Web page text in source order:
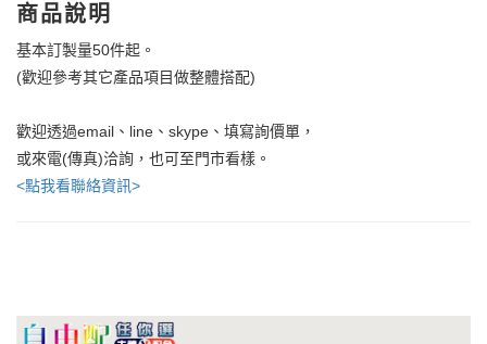
商品說明
基本訂製量50件起。
(歡迎參考其它產品項目做整體搭配)
歡迎透過email、line、skype、填寫詢價單，
或來電(傳真)洽詢，也可至門市看樣。
<點我看聯絡資訊>